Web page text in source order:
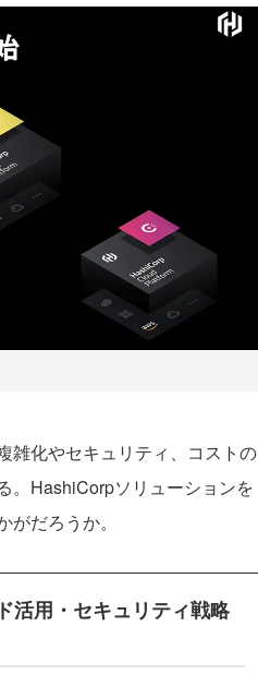
雑化やセキュリティ、コストの
。HashiCorpソリューションを
だろうか。
活用・セキュリティ戦略